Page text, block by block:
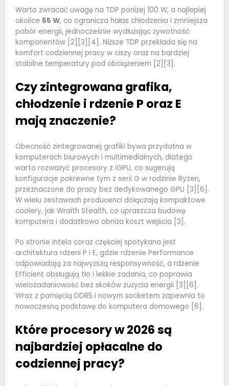
Warto zwracać uwagę na TDP poniżej 100 W, a najlepiej
okolice 65 W, co ogranicza hałas chłodzenia i zmniejsza
pobór energii, jednocześnie wydłużając żywotność
komponentów [2][3][4]. Niższe TDP przekłada się na
komfort codziennej pracy w ciszy oraz na bardziej
stabilne temperatury pod obciążeniem [2][3].
Czy zintegrowana grafika,
chłodzenie i rdzenie P oraz E
mają znaczenie?
Obecność zintegrowanej grafiki bywa przydatna w
komputerach biurowych i multimedialnych, dlatego
warto rozważyć procesory z iGPU, co sugerują
konfiguracje pokrewne tym z serii G w rodzinie Ryzen,
przeznaczone do pracy bez dedykowanego GPU [3][6].
W wielu zestawach producenci dołączają kompaktowe
coolery, jak Wraith Stealth, co upraszcza budowę
komputera i dodatkowo obniża koszt wejścia [3].
Po stronie Intela coraz częściej spotykana jest
architektura rdzeni P i E, gdzie rdzenie Performance
odpowiadają za najwyższą responsywność, a rdzenie
Efficient obsługują tło i lekkie zadania, co poprawia
wielozadaniowość bez skoków zużycia energii [3][6].
Wraz z pamięcią DDR5 i nowym socketem zapewnia to
nowoczesną podstawę do komputera domowego [6].
Które procesory w 2026 są
najbardziej opłacalne do
codziennej pracy?